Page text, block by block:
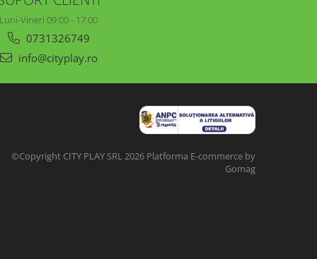
Luni-Vineri 09:00 - 17:00
0731326749
info@cityplay.ro
©Copyright CITY PLAY SRL 2026 Platforma E-commerce by
Gomag